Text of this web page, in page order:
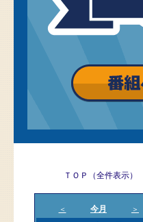
ＴＯＰ（全件表示）
＜ 今月 ＞